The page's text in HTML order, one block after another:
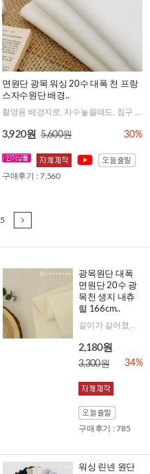
면원단 광목 워싱 20수 대폭 천 프랑
스자수원단 배경..
3,920원 5,600원 30%
구매후기 : 7,560
5
광목원단 대폭
면원단 20수 광
목천 생지 내츄
럴 166cm..
2,180원
3,300원 34%
구매후기 : 785
워싱 린넨 원단